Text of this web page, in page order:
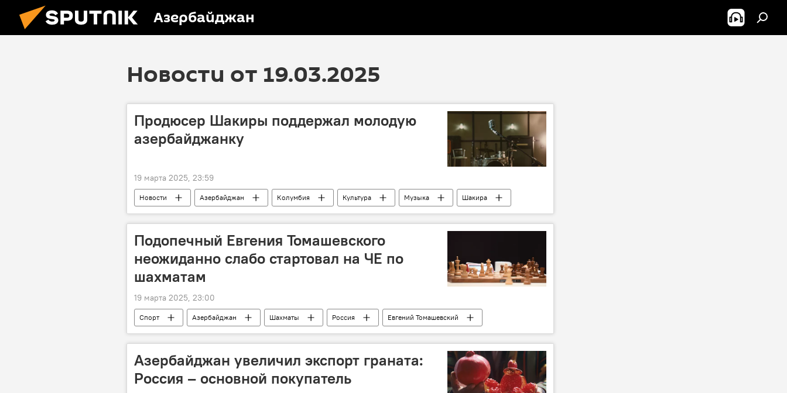
Азербайджан
Новости от 19.03.2025
Продюсер Шакиры поддержал молодую
азербайджанку
19 марта 2025, 23:59
Новости Азербайджан Колумбия Культура Музыка Шакира
Подопечный Евгения Томашевского
неожиданно слабо стартовал на ЧЕ по
шахматам
19 марта 2025, 23:00
Спорт Азербайджан Шахматы Россия
Евгений Томашевский
Айдын Сулейманлы
Румыния Нидерланды Чемпионат Европы
Азербайджан увеличил экспорт граната:
Россия – основной покупатель